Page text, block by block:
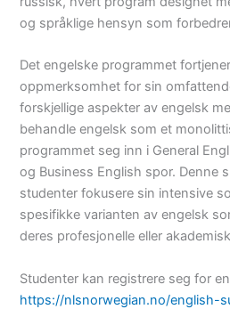
og språklige hensyn som
Det engelske programmet
oppmerksomhet for sin
forskjellige aspekter av engelsk
behandle engelsk som et
programmet seg inn i General
og Business English spor. Denne
studenter fokusere sin intensive
spesifikke varianten av engelsk
deres profesjonelle eller
Studenter kan registrere seg for
https://nlsnorwegian.no/english-